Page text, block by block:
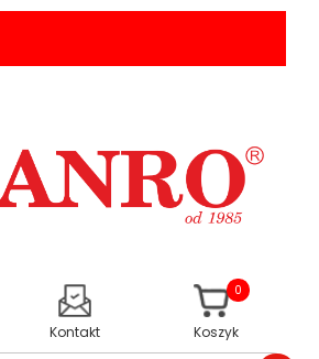
Kontakt Koszyk
0